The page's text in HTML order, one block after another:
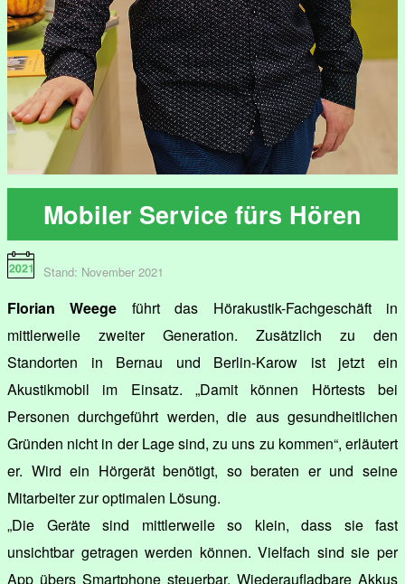
Mobiler Service fürs Hören
Stand: November 2021
Florian Weege führt das Hörakustik-Fachgeschäft in
mittlerweile zweiter Generation. Zusätzlich zu den
Standorten in Bernau und Berlin-Karow ist jetzt ein
Akustikmobil im Einsatz. „Damit können Hörtests bei
Personen durchgeführt werden, die aus gesundheitlichen
Gründen nicht in der Lage sind, zu uns zu kommen“, erläutert
er. Wird ein Hörgerät benötigt, so beraten er und seine
Mitarbeiter zur optimalen Lösung.
„Die Geräte sind mittlerweile so klein, dass sie fast
unsichtbar getragen werden können. Vielfach sind sie per
App übers Smartphone steuerbar. Wiederaufladbare Akkus